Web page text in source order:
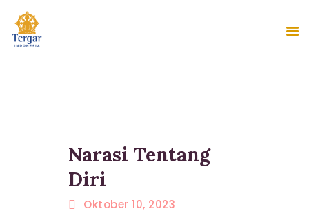
TENTANG KAMI
PROGRAM
ACARA
BERITA
Narasi Tentang
Diri
Oktober 10, 2023